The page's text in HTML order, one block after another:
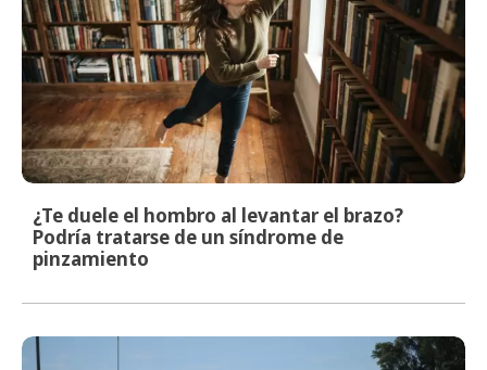
¿Te duele el hombro al levantar el brazo?
Podría tratarse de un síndrome de
pinzamiento